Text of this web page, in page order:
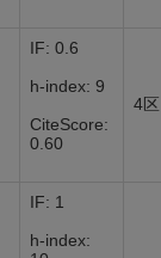
IF: 0.6
h-index: 9
CiteScore:
0.60
4区
IF: 1
h-index: